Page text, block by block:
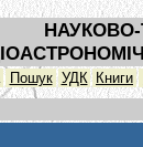
НАУКОВО-
Пошук УДК Книги